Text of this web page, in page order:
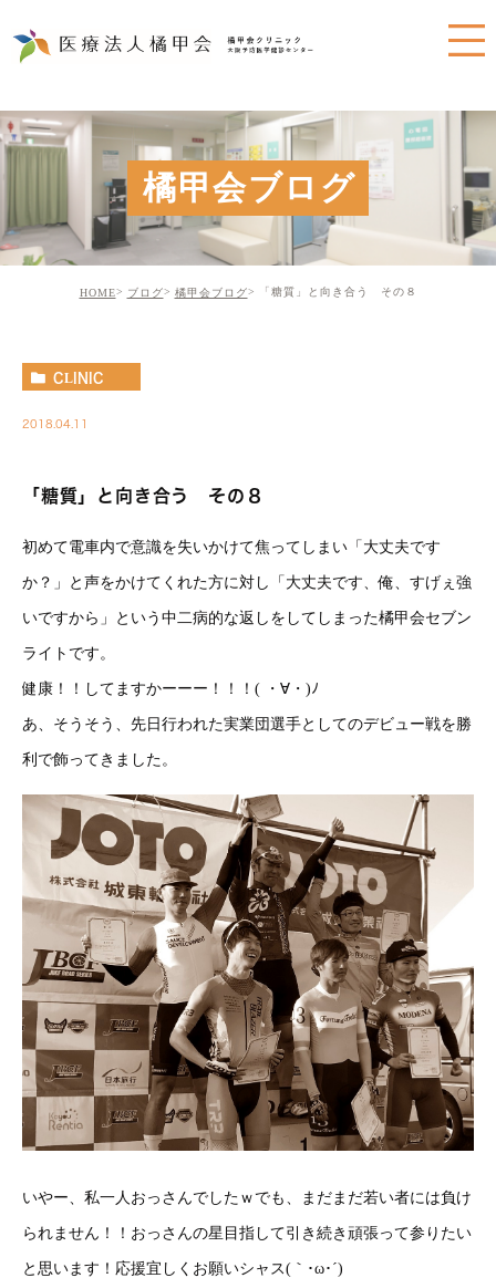
橘甲会ブログ
HOME ブログ 橘甲会ブログ 「糖質」と向き合う その８
CLINIC
2018.04.11
「糖質」と向き合う その８
初めて電車内で意識を失いかけて焦ってしまい「大丈夫です
か？」と声をかけてくれた方に対し「大丈夫です、俺、すげぇ強
いですから」という中二病的な返しをしてしまった橘甲会セブン
ライトです。
健康！！してますかーーー！！！( ・∀・)ﾉ
あ、そうそう、先日行われた実業団選手としてのデビュー戦を勝
利で飾ってきました。
いやー、私一人おっさんでしたｗでも、まだまだ若い者には負け
られません！！おっさんの星目指して引き続き頑張って参りたい
と思います！応援宜しくお願いシャス(｀･ω･´)ゞ